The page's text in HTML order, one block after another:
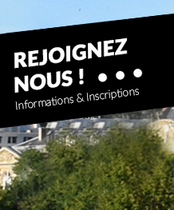
et Stand Up Paddle